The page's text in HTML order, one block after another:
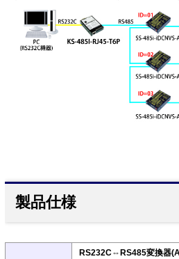
製品仕様
RS232C⇔RS485変換器